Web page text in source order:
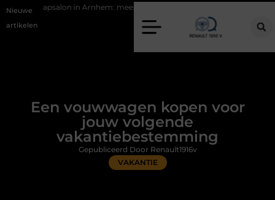
Nieuwe
artikelen
in Arnhem: meer dan alleen een knipbeurt
Een vouwwagen kopen voor
jouw volgende
vakantiebestemming
VAKANTIE
Gepubliceerd Door Renault1916v